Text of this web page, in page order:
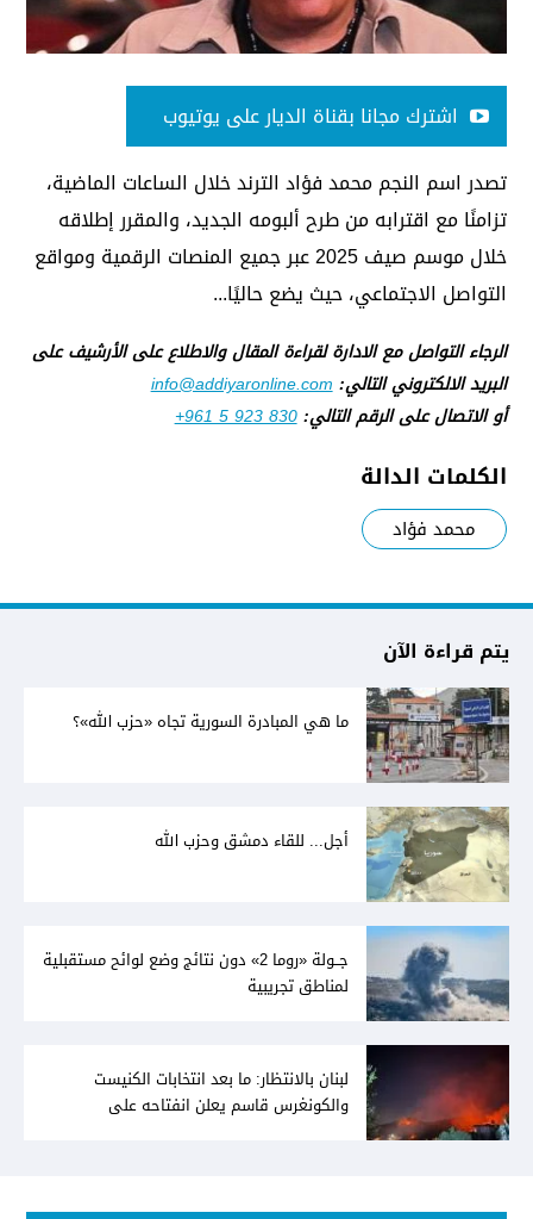
اشترك مجانا بقناة الديار على يوتيوب
تصدر اسم النجم محمد فؤاد الترند خلال الساعات الماضية،
تزامنًا مع اقترابه من طرح ألبومه الجديد، والمقرر إطلاقه
خلال موسم صيف 2025 عبر جميع المنصات الرقمية ومواقع
التواصل الاجتماعي، حيث يضع حاليًا...
الرجاء التواصل مع الادارة لقراءة المقال والاطلاع على الأرشيف على
البريد الالكتروني التالي:info@addiyaronline.com
أو الاتصال على الرقم التالي:+961 5 923 830
الكلمات الدالة
محمد فؤاد
يتم قراءة الآن
ما هي المبادرة السورية تجاه «حزب الله»؟
أجل... للقاء دمشق وحزب الله
جــولة «روما 2» دون نتائج وضع لوائح مستقبلية
لمناطق تجريبية
لبنان بالانتظار: ما بعد انتخابات الكنيست
والكونغرس قاسم يعلن انفتاحه على